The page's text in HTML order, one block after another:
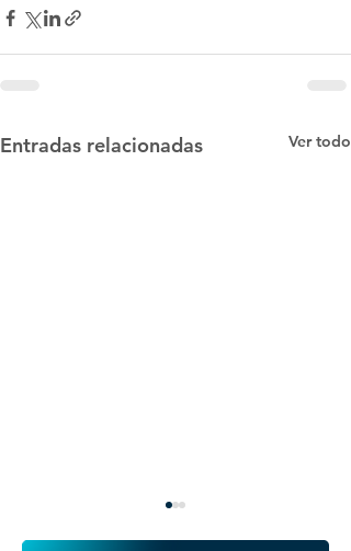
Entradas relacionadas Ver todo